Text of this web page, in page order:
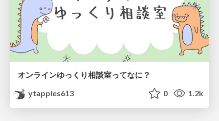
オンラインゆっくり相談室ってなに？
ytapples613
0 1.2k